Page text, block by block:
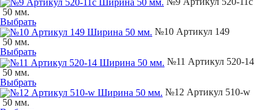
50 мм.
Выбрать
№10 Артикул 149
50 мм.
Выбрать
№11 Артикул 520-14
50 мм.
Выбрать
№12 Артикул 510-w
50 мм.